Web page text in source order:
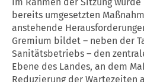
bereits umgesetzten
anstehende
Gremium bildet – neben der
Sanitätsbetriebs – den
Ebene des Landes, an dem
Reduzierung der Wartezeiten